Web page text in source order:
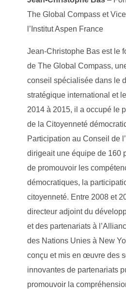
The Global Compass et
l’Institut Aspen France
Jean-Christophe Bas est le
de The Global Compass,
conseil spécialisée dans le
stratégique international et
2014 à 2015, il a occupé le
de la Citoyenneté
Participation au Conseil de
dirigeait une équipe de 160
de promouvoir les
démocratiques, la
citoyenneté. Entre 2008 et
directeur adjoint du
et des partenariats à
des Nations Unies à New
conçu et mis en œuvre des
innovantes de partenariats
promouvoir la